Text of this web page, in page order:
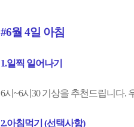
#6월 4일 아침
1.일찍 일어나기
6시~6시30 기상을 추천드립니다.
2.아침먹기 (선택사항)